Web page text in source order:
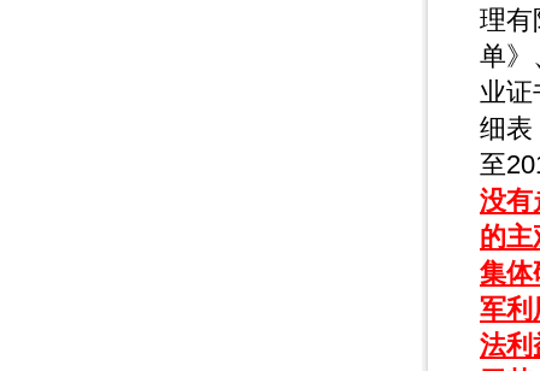
理有
单》
业证
细表
至
没有
的
集体
军利
法利